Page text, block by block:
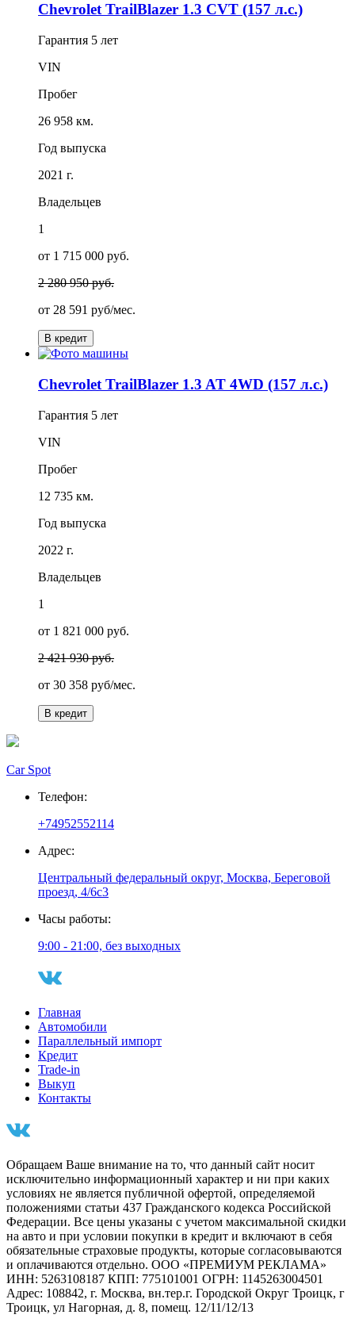
Chevrolet TrailBlazer 1.3 CVT (157 л.с.)
Гарантия 5 лет
VIN
Пробег
26 958 км.
Год выпуска
2021 г.
Владельцев
1
от 1 715 000 руб.
2 280 950 руб.
от 28 591 руб/мес.
В кредит
Chevrolet TrailBlazer 1.3 AT 4WD (157 л.с.)
Гарантия 5 лет
VIN
Пробег
12 735 км.
Год выпуска
2022 г.
Владельцев
1
от 1 821 000 руб.
2 421 930 руб.
от 30 358 руб/мес.
В кредит
Car Spot
Телефон:
+74952552114
Адрес:
Центральный федеральный округ, Москва, Береговой
проезд, 4/6с3
Часы работы:
9:00 - 21:00, без выходных
Главная
Автомобили
Параллельный импорт
Кредит
Trade-in
Выкуп
Контакты
Обращаем Ваше внимание на то, что данный сайт носит
исключительно информационный характер и ни при каких
условиях не является публичной офертой, определяемой
положениями статьи 437 Гражданского кодекса Российской
Федерации. Все цены указаны с учетом максимальной скидки
на авто и при условии покупки в кредит и включают в себя
обязательные страховые продукты, которые согласовываются
и оплачиваются отдельно. ООО «ПРЕМИУМ РЕКЛАМА»
ИНН: 5263108187 КПП: 775101001 ОГРН: 1145263004501
Адрес: 108842, г. Москва, вн.тер.г. Городской Округ Троицк, г
Троицк, ул Нагорная, д. 8, помещ. 12/11/12/13